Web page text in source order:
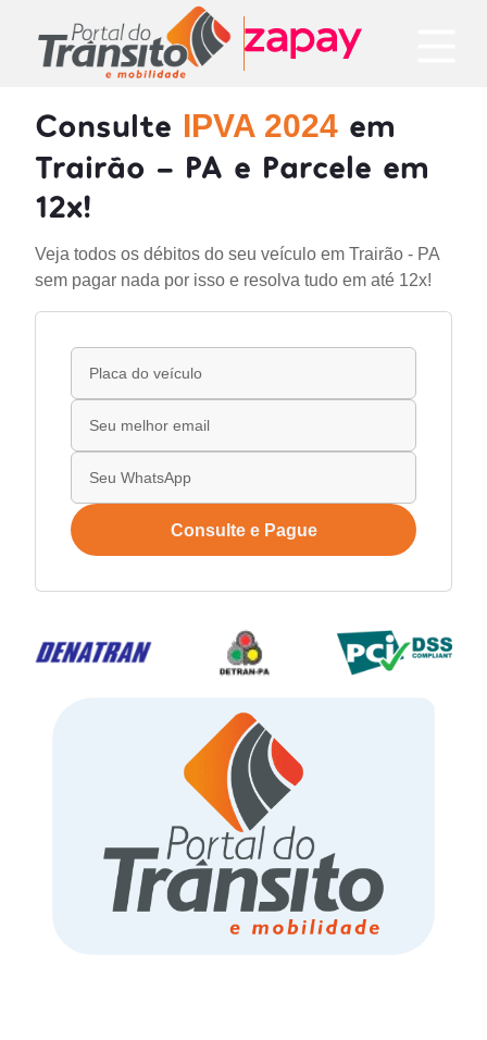
Consulte IPVA 2024 em
Trairão - PA e Parcele em
12x!
Veja todos os débitos do seu veículo em Trairão - PA
sem pagar nada por isso e resolva tudo em até 12x!
Consulte e Pague